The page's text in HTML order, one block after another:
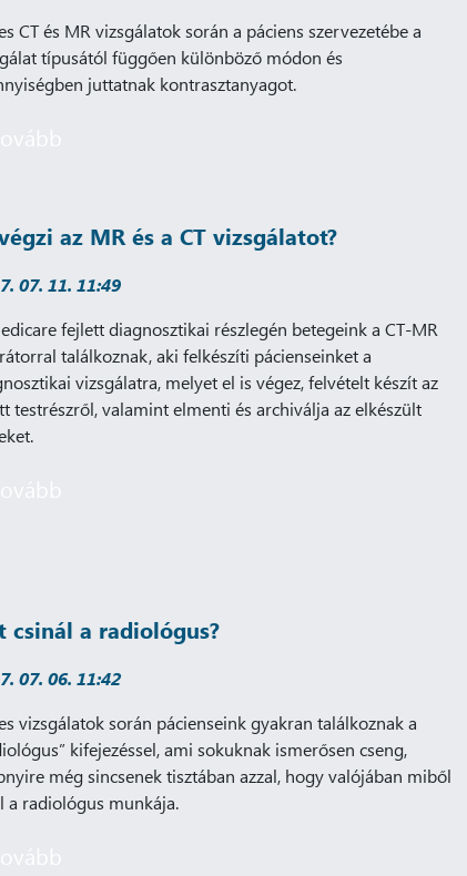
CT és MR vizsgálatok során a páciens szervezetébe a
típusától függően különböző módon és
juttatnak kontrasztanyagot.
az MR és a CT vizsgálatot?
07. 11. 11:49
fejlett diagnosztikai részlegén betegeink a CT-MR
találkoznak, aki felkészíti pácienseinket a
vizsgálatra, melyet el is végez, felvételt készít az
testrészről, valamint elmenti és archiválja az elkészült
csinál a radiológus?
07. 06. 11:42
vizsgálatok során pácienseink gyakran találkoznak a
kifejezéssel, ami sokuknak ismerősen cseng,
még sincsenek tisztában azzal, hogy valójában miből
a radiológus munkája.